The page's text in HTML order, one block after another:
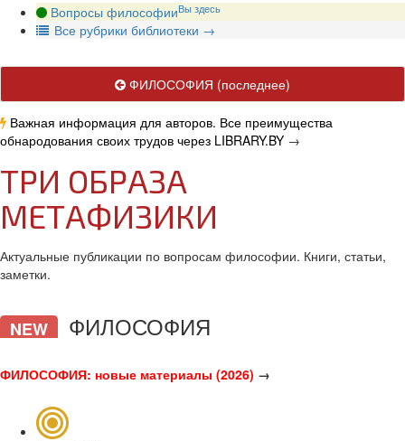
Вопросы философииВы здесь
Все рубрики библиотеки →
ФИЛОСОФИЯ (последнее)
Важная информация для авторов. Все преимущества
обнародования своих трудов через LIBRARY.BY →
ТРИ ОБРАЗА
МЕТАФИЗИКИ
Актуальные публикации по вопросам философии. Книги, статьи,
заметки.
NEW ФИЛОСОФИЯ
ФИЛОСОФИЯ: новые материалы (2026) →